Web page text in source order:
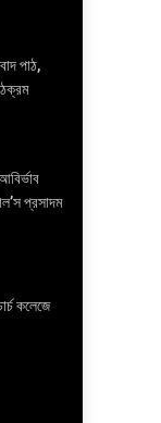
পাঠ,
প্রসাদম
কলেজে